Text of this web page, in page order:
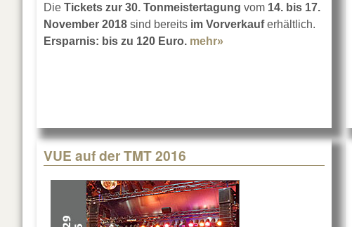
Die Tickets zur 30. Tonmeistertagung vom 14. bis 17.
November 2018 sind bereits im Vorverkauferhältlich.
Ersparnis: bis zu 120 Euro. mehr»
VUE auf der TMT 2016